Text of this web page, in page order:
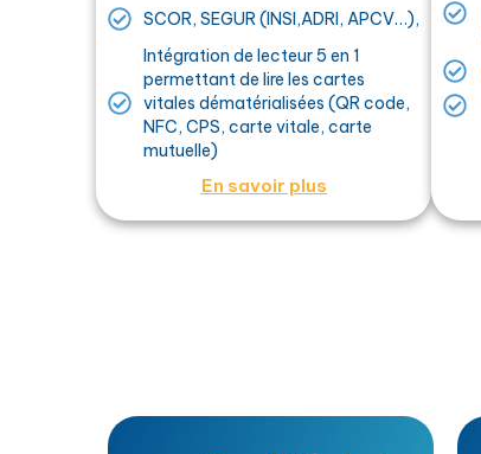
SCOR, SEGUR (INSI,ADRI, APCV…),
Intégration de lecteur 5 en 1
permettant de lire les cartes
vitales dématérialisées (QR code,
NFC, CPS, carte vitale, carte
mutuelle)
En savoir plus